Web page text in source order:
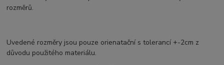
rozměrů.
Uvedené rozměry jsou pouze orienatační s tolerancí +-2cm z
důvodu použitého materiálu.